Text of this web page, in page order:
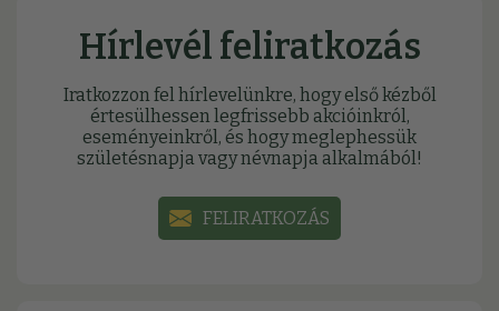
Hírlevél feliratkozás
Iratkozzon fel hírlevelünkre, hogy első kézből
értesülhessen legfrissebb akcióinkról,
eseményeinkről, és hogy meglephessük
születésnapja vagy névnapja alkalmából!
FELIRATKOZÁS